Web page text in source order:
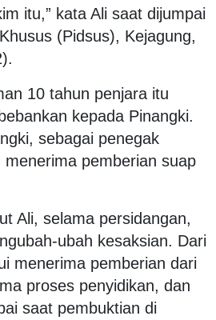
itu,” kata Ali saat dijumpai
(Pidsus), Kejagung,
10 tahun penjara itu
kepada Pinangki.
sebagai penegak
menerima pemberian suap
Ali, selama persidangan,
ubah kesaksian. Dari
menerima pemberian dari
proses penyidikan, dan
saat pembuktian di